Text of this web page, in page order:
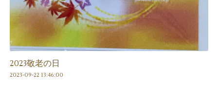
2023敬老の日
2023-09-22 13:46:00